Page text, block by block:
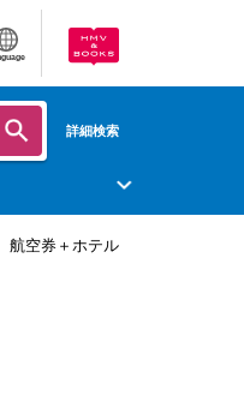
詳細検索
航空券＋ホテル